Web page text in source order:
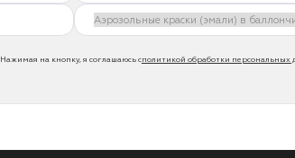
Нажимая на кнопку, я соглашаюсь сполитикой обработки персональных